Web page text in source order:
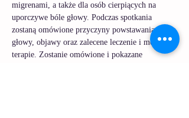
migrenami, a także dla osób cierpiących na
uporczywe bóle głowy. Podczas spotkania
zostaną omówione przyczyny powstawania bólu
głowy, objawy oraz zalecene leczenie i możliwe
terapie. Zostanie omówione i pokazane